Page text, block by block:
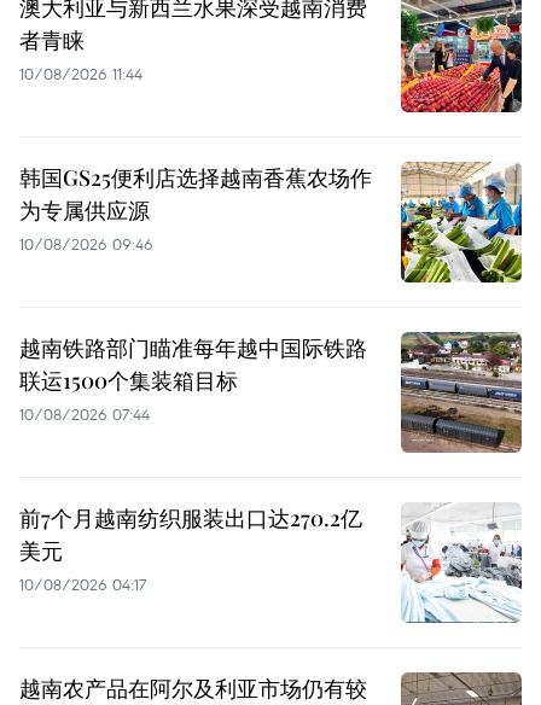
澳大利亚与新西兰水果深受越南消费
者青睐
10/08/2026 11:44
韩国GS25便利店选择越南香蕉农场作
为专属供应源
10/08/2026 09:46
越南铁路部门瞄准每年越中国际铁路
联运1500个集装箱目标
10/08/2026 07:44
前7个月越南纺织服装出口达270.2亿
美元
10/08/2026 04:17
越南农产品在阿尔及利亚市场仍有较